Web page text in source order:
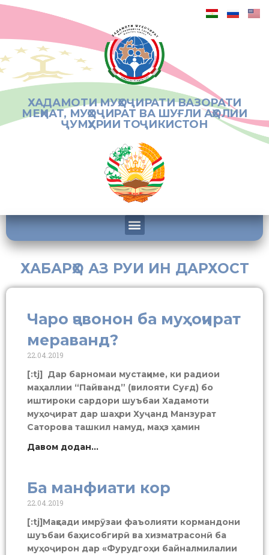
ХАДАМОТИ МУҲОҶИРАТИ ВАЗОРАТИ
МЕҲНАТ, МУҲОҶИРАТ ВА ШУҒЛИ АҲОЛИИ
ҶУМҲУРИИ ТОҶИКИСТОН
ХАБАРҲО АЗ РУИ ИН ДАРХОСТ
Чаро ҷавонон ба муҳоҷират
мераванд?
22.04.2019
[:tj] Дар барномаи мустақиме, ки радиои
маҳаллии “Пайванд” (вилояти Суғд) бо
иштироки сардори шуъбаи Хадамоти
муҳоҷират дар шаҳри Хуҷанд Манзурат
Саторова ташкил намуд, маҳз ҳамин
Давом додан...
Ба манфиати кор
22.04.2019
[:tj]Мақсади имрӯзаи фаъолияти кормандони
шуъбаи баҳисобгирӣ ва хизматрасонӣ ба
муҳоҷирон дар «Фурудгоҳи байналмилалии